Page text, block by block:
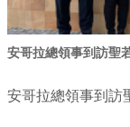
安哥拉總領事到訪聖
安哥拉總領事到訪